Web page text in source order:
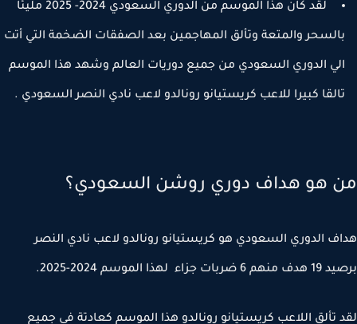
لقد كان هذا الموسم من الدوري السعودي 2024- 2025 مليئا
والمتعة وتألق المهاجمين بعد الصفقات الضخمة التي أتت
الدوري السعودي من جميع دوريات العالم وشهد هذا الموسم
كبيرا للاعب كريستيانو رونالدو لاعب نادي النصر السعودي .
هو هداف دوري روشن السعودي؟
الدوري السعودي هو كريستيانو رونالدو لاعب نادي النصر
جزاء لهذا الموسم 2024-2025.
تألق اللاعب كريستيانو رونالدو هذا الموسم كعادتة في جميع